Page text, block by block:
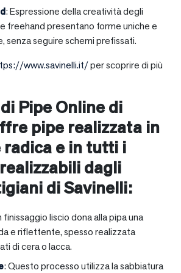
: Espressione della creatività degli
freehand presentano forme uniche e
senza seguire schemi prefissati.
www.savinelli.it/per scoprire di più
Pipe Online di
pipe realizzata in
e in tutti i
dagli
di Savinelli:
finissaggio liscio dona alla pipa una
e riflettente, spesso realizzata
di cera o lacca.
: Questo processo utilizza la sabbiatura